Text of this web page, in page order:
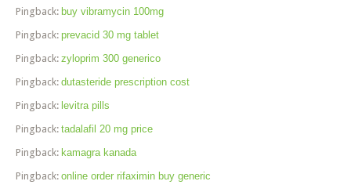
Pingback: buy vibramycin 100mg
Pingback: prevacid 30 mg tablet
Pingback: zyloprim 300 generico
Pingback: dutasteride prescription cost
Pingback: levitra pills
Pingback: tadalafil 20 mg price
Pingback: kamagra kanada
Pingback: online order rifaximin buy generic